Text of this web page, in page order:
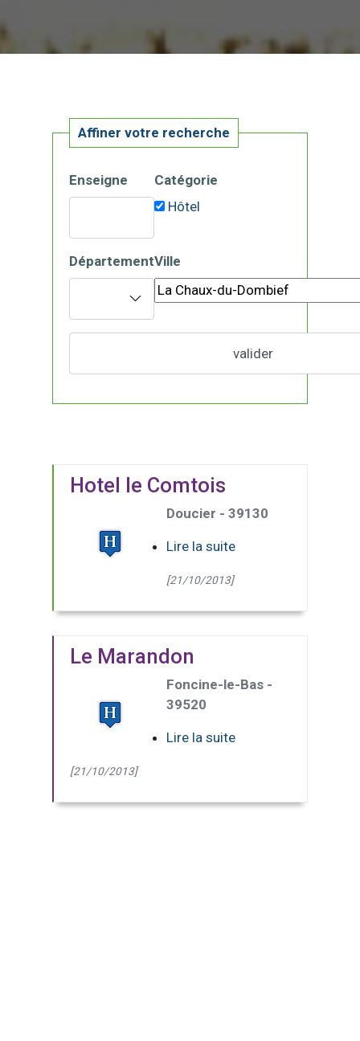
Affiner votre recherche
Enseigne
Catégorie
Hôtel
DépartementVille
Hotel le Comtois
Doucier - 39130
Lire la suite
[21/10/2013]
Le Marandon
Foncine-le-Bas -
39520
Lire la suite
[21/10/2013]